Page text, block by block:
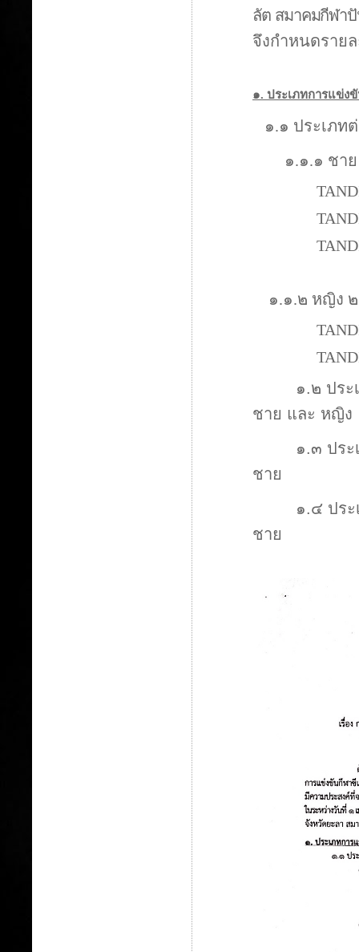
ลัต สมาคมกีฬา
จึงกำหนดราย
๑. ประเภทการแข่ง
๑.๑ ประเภท
๑.๑.๑ ชา
๑.๑.๒ หญิง
๑.๒ ประ
ชาย และ หญิง
๑.๓ ประ
ชาย
๑.๔ ปร
ชาย